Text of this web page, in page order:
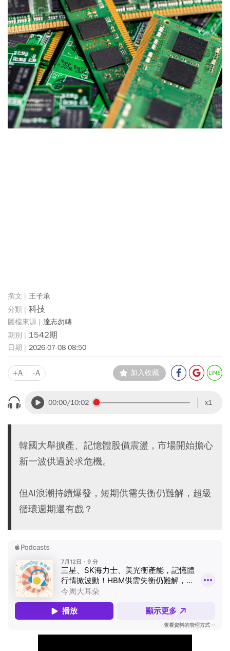
王子承
科技
達志勿轉
1542期
2026-07-08 08:50
+A -A 加入收藏
00:00/10:02 x1
韓國大舉擴產、記憶體股價震盪，市場開始擔心
新一波供過於求危機。
但AI浪潮持續爆發，短期供需失衡仍難解，超級
循環週期還有戲？